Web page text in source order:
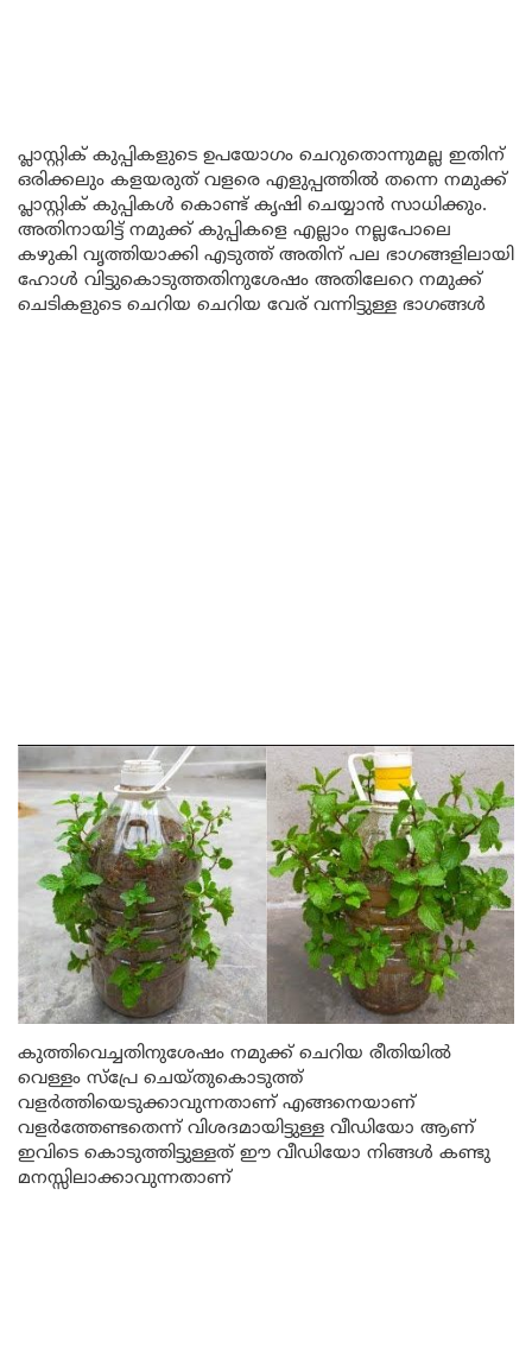
പ്ലാസ്റ്റിക് കുപ്പികളുടെ ഉപയോഗം ചെറുതൊന്നുമല്ല ഇതിന്
ഒരിക്കലും കളയരുത് വളരെ എളുപ്പത്തിൽ തന്നെ നമുക്ക്
പ്ലാസ്റ്റിക് കുപ്പികൾ കൊണ്ട് കൃഷി ചെയ്യാൻ സാധിക്കും.
അതിനായിട്ട് നമുക്ക് കുപ്പികളെ എല്ലാം നല്ലപോലെ
കഴുകി വൃത്തിയാക്കി എടുത്ത് അതിന് പല ഭാഗങ്ങളിലായി
ഹോൾ വിട്ടുകൊടുത്തതിനുശേഷം അതിലേറെ നമുക്ക്
ചെടികളുടെ ചെറിയ ചെറിയ വേര് വന്നിട്ടുള്ള ഭാഗങ്ങൾ
കുത്തിവെച്ചതിനുശേഷം നമുക്ക് ചെറിയ രീതിയിൽ
വെള്ളം സ്പ്രേ ചെയ്തുകൊടുത്ത്
വളർത്തിയെടുക്കാവുന്നതാണ് എങ്ങനെയാണ്
വളർത്തേണ്ടതെന്ന് വിശദമായിട്ടുള്ള വീഡിയോ ആണ്
ഇവിടെ കൊടുത്തിട്ടുള്ളത് ഈ വീഡിയോ നിങ്ങൾ കണ്ടു
മനസ്സിലാക്കാവുന്നതാണ്